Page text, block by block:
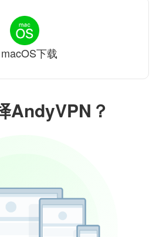
AndyVPN？
macOS下载